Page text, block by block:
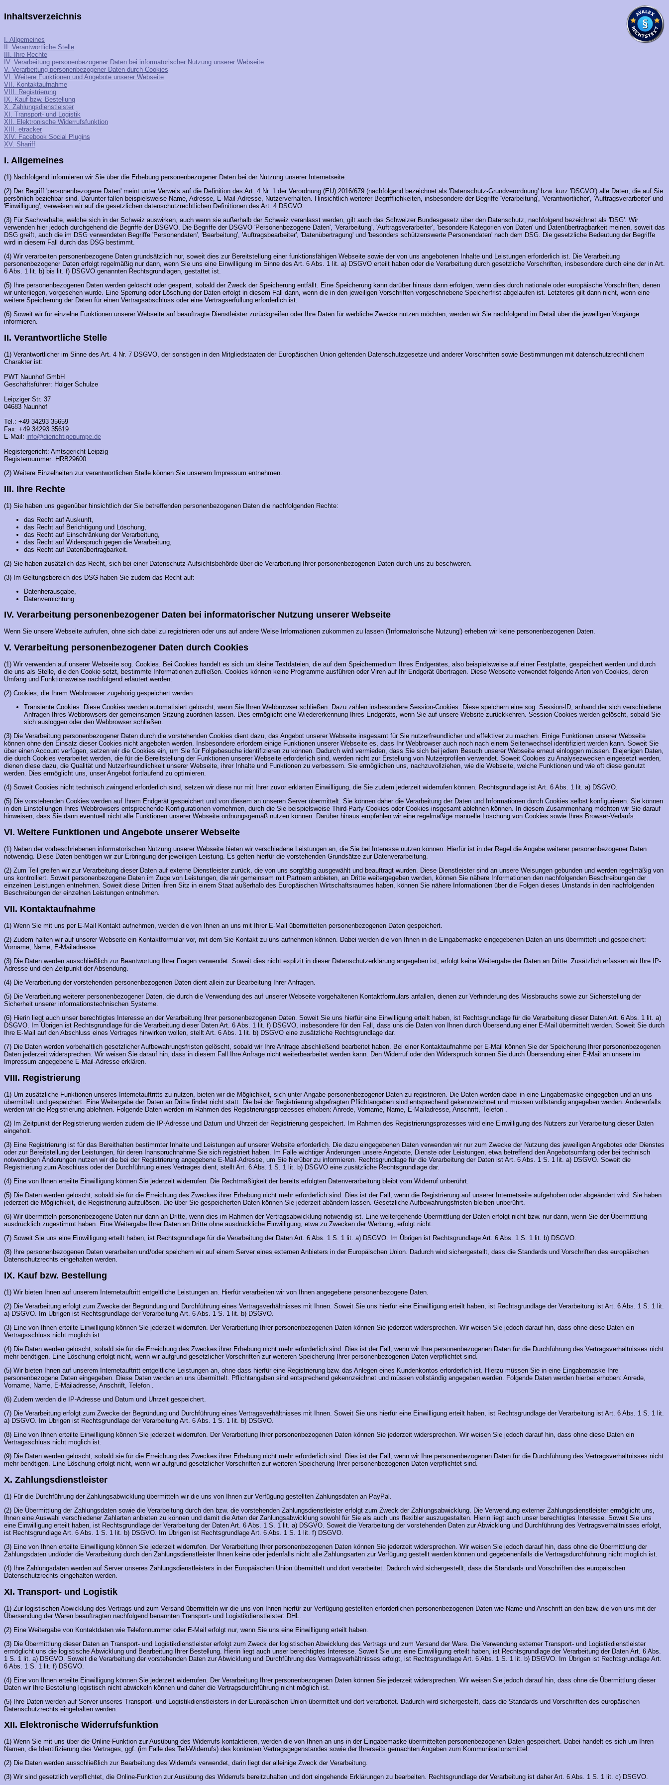
Inhaltsverzeichnis
I. Allgemeines
II. Verantwortliche Stelle
III. Ihre Rechte
IV. Verarbeitung personenbezogener Daten bei informatorischer Nutzung unserer Webseite
V. Verarbeitung personenbezogener Daten durch Cookies
VI. Weitere Funktionen und Angebote unserer Webseite
VII. Kontaktaufnahme
VIII. Registrierung
IX. Kauf bzw. Bestellung
X. Zahlungsdienstleister
XI. Transport- und Logistik
XII. Elektronische Widerrufsfunktion
XIII. etracker
XIV. Facebook Social Plugins
XV. Shariff
I. Allgemeines
(1) Nachfolgend informieren wir Sie über die Erhebung personenbezogener Daten bei der Nutzung unserer Internetseite.
(2) Der Begriff 'personenbezogene Daten' meint unter Verweis auf die Definition des Art. 4 Nr. 1 der Verordnung (EU) 2016/679 (nachfolgend bezeichnet als 'Datenschutz-Grundverordnung' bzw. kurz 'DSGVO') alle Daten, die auf Sie
persönlich beziehbar sind. Darunter fallen beispielsweise Name, Adresse, E-Mail-Adresse, Nutzerverhalten. Hinsichtlich weiterer Begrifflichkeiten, insbesondere der Begriffe 'Verarbeitung', 'Verantwortlicher', 'Auftragsverarbeiter' und
'Einwilligung', verweisen wir auf die gesetzlichen datenschutzrechtlichen Definitionen des Art. 4 DSGVO.
(3) Für Sachverhalte, welche sich in der Schweiz auswirken, auch wenn sie außerhalb der Schweiz veranlasst werden, gilt auch das Schweizer Bundesgesetz über den Datenschutz, nachfolgend bezeichnet als 'DSG'. Wir
verwenden hier jedoch durchgehend die Begriffe der DSGVO. Die Begriffe der DSGVO 'Personenbezogene Daten', 'Verarbeitung', 'Auftragsverarbeiter', 'besondere Kategorien von Daten' und Datenübertragbarkeit meinen, soweit das
DSG greift, auch die im DSG verwendeten Begriffe 'Personendaten', 'Bearbeitung', 'Auftragsbearbeiter', 'Datenübertragung' und 'besonders schützenswerte Personendaten' nach dem DSG. Die gesetzliche Bedeutung der Begriffe
wird in diesem Fall durch das DSG bestimmt.
(4) Wir verarbeiten personenbezogene Daten grundsätzlich nur, soweit dies zur Bereitstellung einer funktionsfähigen Webseite sowie der von uns angebotenen Inhalte und Leistungen erforderlich ist. Die Verarbeitung
personenbezogener Daten erfolgt regelmäßig nur dann, wenn Sie uns eine Einwilligung im Sinne des Art. 6 Abs. 1 lit. a) DSGVO erteilt haben oder die Verarbeitung durch gesetzliche Vorschriften, insbesondere durch eine der in Art.
6 Abs. 1 lit. b) bis lit. f) DSGVO genannten Rechtsgrundlagen, gestattet ist.
(5) Ihre personenbezogenen Daten werden gelöscht oder gesperrt, sobald der Zweck der Speicherung entfällt. Eine Speicherung kann darüber hinaus dann erfolgen, wenn dies durch nationale oder europäische Vorschriften, denen
wir unterliegen, vorgesehen wurde. Eine Sperrung oder Löschung der Daten erfolgt in diesem Fall dann, wenn die in den jeweiligen Vorschriften vorgeschriebene Speicherfrist abgelaufen ist. Letzteres gilt dann nicht, wenn eine
weitere Speicherung der Daten für einen Vertragsabschluss oder eine Vertragserfüllung erforderlich ist.
(6) Soweit wir für einzelne Funktionen unserer Webseite auf beauftragte Dienstleister zurückgreifen oder Ihre Daten für werbliche Zwecke nutzen möchten, werden wir Sie nachfolgend im Detail über die jeweiligen Vorgänge
informieren.
II. Verantwortliche Stelle
(1) Verantwortlicher im Sinne des Art. 4 Nr. 7 DSGVO, der sonstigen in den Mitgliedstaaten der Europäischen Union geltenden Datenschutzgesetze und anderer Vorschriften sowie Bestimmungen mit datenschutzrechtlichem
Charakter ist:
PWT Naunhof GmbH
Geschäftsführer: Holger Schulze
Leipziger Str. 37
04683 Naunhof
Tel.: +49 34293 35659
Fax: +49 34293 35619
E-Mail: info@dierichtigepumpe.de
Registergericht: Amtsgericht Leipzig
Registernummer: HRB29600
(2) Weitere Einzelheiten zur verantwortlichen Stelle können Sie unserem Impressum entnehmen.
III. Ihre Rechte
(1) Sie haben uns gegenüber hinsichtlich der Sie betreffenden personenbezogenen Daten die nachfolgenden Rechte:
das Recht auf Auskunft,
das Recht auf Berichtigung und Löschung,
das Recht auf Einschränkung der Verarbeitung,
das Recht auf Widerspruch gegen die Verarbeitung,
das Recht auf Datenübertragbarkeit.
(2) Sie haben zusätzlich das Recht, sich bei einer Datenschutz-Aufsichtsbehörde über die Verarbeitung Ihrer personenbezogenen Daten durch uns zu beschweren.
(3) Im Geltungsbereich des DSG haben Sie zudem das Recht auf:
Datenherausgabe,
Datenvernichtung
IV. Verarbeitung personenbezogener Daten bei informatorischer Nutzung unserer Webseite
Wenn Sie unsere Webseite aufrufen, ohne sich dabei zu registrieren oder uns auf andere Weise Informationen zukommen zu lassen ('Informatorische Nutzung') erheben wir keine personenbezogenen Daten.
V. Verarbeitung personenbezogener Daten durch Cookies
(1) Wir verwenden auf unserer Webseite sog. Cookies. Bei Cookies handelt es sich um kleine Textdateien, die auf dem Speichermedium Ihres Endgerätes, also beispielsweise auf einer Festplatte, gespeichert werden und durch
die uns als Stelle, die den Cookie setzt, bestimmte Informationen zufließen. Cookies können keine Programme ausführen oder Viren auf Ihr Endgerät übertragen. Diese Webseite verwendet folgende Arten von Cookies, deren
Umfang und Funktionsweise nachfolgend erläutert werden.
(2) Cookies, die Ihrem Webbrowser zugehörig gespeichert werden:
Transiente Cookies: Diese Cookies werden automatisiert gelöscht, wenn Sie Ihren Webbrowser schließen. Dazu zählen insbesondere Session-Cookies. Diese speichern eine sog. Session-ID, anhand der sich verschiedene
Anfragen Ihres Webbrowsers der gemeinsamen Sitzung zuordnen lassen. Dies ermöglicht eine Wiedererkennung Ihres Endgeräts, wenn Sie auf unsere Website zurückkehren. Session-Cookies werden gelöscht, sobald Sie
sich ausloggen oder den Webbrowser schließen.
(3) Die Verarbeitung personenbezogener Daten durch die vorstehenden Cookies dient dazu, das Angebot unserer Webseite insgesamt für Sie nutzerfreundlicher und effektiver zu machen. Einige Funktionen unserer Webseite
können ohne den Einsatz dieser Cookies nicht angeboten werden. Insbesondere erfordern einige Funktionen unserer Webseite es, dass Ihr Webbrowser auch noch nach einem Seitenwechsel identifiziert werden kann. Soweit Sie
über einen Account verfügen, setzen wir die Cookies ein, um Sie für Folgebesuche identifizieren zu können. Dadurch wird vermieden, dass Sie sich bei jedem Besuch unserer Webseite erneut einloggen müssen. Diejenigen Daten,
die durch Cookies verarbeitet werden, die für die Bereitstellung der Funktionen unserer Webseite erforderlich sind, werden nicht zur Erstellung von Nutzerprofilen verwendet. Soweit Cookies zu Analysezwecken eingesetzt werden,
dienen diese dazu, die Qualität und Nutzerfreundlichkeit unserer Webseite, ihrer Inhalte und Funktionen zu verbessern. Sie ermöglichen uns, nachzuvollziehen, wie die Webseite, welche Funktionen und wie oft diese genutzt
werden. Dies ermöglicht uns, unser Angebot fortlaufend zu optimieren.
(4) Soweit Cookies nicht technisch zwingend erforderlich sind, setzen wir diese nur mit Ihrer zuvor erklärten Einwilligung, die Sie zudem jederzeit widerrufen können. Rechtsgrundlage ist Art. 6 Abs. 1 lit. a) DSGVO.
(5) Die vorstehenden Cookies werden auf Ihrem Endgerät gespeichert und von diesem an unseren Server übermittelt. Sie können daher die Verarbeitung der Daten und Informationen durch Cookies selbst konfigurieren. Sie können
in den Einstellungen Ihres Webbrowsers entsprechende Konfigurationen vornehmen, durch die Sie beispielsweise Third-Party-Cookies oder Cookies insgesamt ablehnen können. In diesem Zusammenhang möchten wir Sie darauf
hinweisen, dass Sie dann eventuell nicht alle Funktionen unserer Webseite ordnungsgemäß nutzen können. Darüber hinaus empfehlen wir eine regelmäßige manuelle Löschung von Cookies sowie Ihres Browser-Verlaufs.
VI. Weitere Funktionen und Angebote unserer Webseite
(1) Neben der vorbeschriebenen informatorischen Nutzung unserer Webseite bieten wir verschiedene Leistungen an, die Sie bei Interesse nutzen können. Hierfür ist in der Regel die Angabe weiterer personenbezogener Daten
notwendig. Diese Daten benötigen wir zur Erbringung der jeweiligen Leistung. Es gelten hierfür die vorstehenden Grundsätze zur Datenverarbeitung.
(2) Zum Teil greifen wir zur Verarbeitung dieser Daten auf externe Dienstleister zurück, die von uns sorgfältig ausgewählt und beauftragt wurden. Diese Dienstleister sind an unsere Weisungen gebunden und werden regelmäßig von
uns kontrolliert. Soweit personenbezogene Daten im Zuge von Leistungen, die wir gemeinsam mit Partnern anbieten, an Dritte weitergegeben werden, können Sie nähere Informationen den nachfolgenden Beschreibungen der
einzelnen Leistungen entnehmen. Soweit diese Dritten ihren Sitz in einem Staat außerhalb des Europäischen Wirtschaftsraumes haben, können Sie nähere Informationen über die Folgen dieses Umstands in den nachfolgenden
Beschreibungen der einzelnen Leistungen entnehmen.
VII. Kontaktaufnahme
(1) Wenn Sie mit uns per E-Mail Kontakt aufnehmen, werden die von Ihnen an uns mit Ihrer E-Mail übermittelten personenbezogenen Daten gespeichert.
(2) Zudem halten wir auf unserer Webseite ein Kontaktformular vor, mit dem Sie Kontakt zu uns aufnehmen können. Dabei werden die von Ihnen in die Eingabemaske eingegebenen Daten an uns übermittelt und gespeichert:
Vorname, Name, E-Mailadresse .
(3) Die Daten werden ausschließlich zur Beantwortung Ihrer Fragen verwendet. Soweit dies nicht explizit in dieser Datenschutzerklärung angegeben ist, erfolgt keine Weitergabe der Daten an Dritte. Zusätzlich erfassen wir Ihre IP-
Adresse und den Zeitpunkt der Absendung.
(4) Die Verarbeitung der vorstehenden personenbezogenen Daten dient allein zur Bearbeitung Ihrer Anfragen.
(5) Die Verarbeitung weiterer personenbezogener Daten, die durch die Verwendung des auf unserer Webseite vorgehaltenen Kontaktformulars anfallen, dienen zur Verhinderung des Missbrauchs sowie zur Sicherstellung der
Sicherheit unserer informationstechnischen Systeme.
(6) Hierin liegt auch unser berechtigtes Interesse an der Verarbeitung Ihrer personenbezogenen Daten. Soweit Sie uns hierfür eine Einwilligung erteilt haben, ist Rechtsgrundlage für die Verarbeitung dieser Daten Art. 6 Abs. 1 lit. a)
DSGVO. Im Übrigen ist Rechtsgrundlage für die Verarbeitung dieser Daten Art. 6 Abs. 1 lit. f) DSGVO, insbesondere für den Fall, dass uns die Daten von Ihnen durch Übersendung einer E-Mail übermittelt werden. Soweit Sie durch
Ihre E-Mail auf den Abschluss eines Vertrages hinwirken wollen, stellt Art. 6 Abs. 1 lit. b) DSGVO eine zusätzliche Rechtsgrundlage dar.
(7) Die Daten werden vorbehaltlich gesetzlicher Aufbewahrungsfristen gelöscht, sobald wir Ihre Anfrage abschließend bearbeitet haben. Bei einer Kontaktaufnahme per E-Mail können Sie der Speicherung Ihrer personenbezogenen
Daten jederzeit widersprechen. Wir weisen Sie darauf hin, dass in diesem Fall Ihre Anfrage nicht weiterbearbeitet werden kann. Den Widerruf oder den Widerspruch können Sie durch Übersendung einer E-Mail an unsere im
Impressum angegebene E-Mail-Adresse erklären.
VIII. Registrierung
(1) Um zusätzliche Funktionen unseres Internetauftritts zu nutzen, bieten wir die Möglichkeit, sich unter Angabe personenbezogener Daten zu registrieren. Die Daten werden dabei in eine Eingabemaske eingegeben und an uns
übermittelt und gespeichert. Eine Weitergabe der Daten an Dritte findet nicht statt. Die bei der Registrierung abgefragten Pflichtangaben sind entsprechend gekennzeichnet und müssen vollständig angegeben werden. Anderenfalls
werden wir die Registrierung ablehnen. Folgende Daten werden im Rahmen des Registrierungsprozesses erhoben: Anrede, Vorname, Name, E-Mailadresse, Anschrift, Telefon .
(2) Im Zeitpunkt der Registrierung werden zudem die IP-Adresse und Datum und Uhrzeit der Registrierung gespeichert. Im Rahmen des Registrierungsprozesses wird eine Einwilligung des Nutzers zur Verarbeitung dieser Daten
eingeholt.
(3) Eine Registrierung ist für das Bereithalten bestimmter Inhalte und Leistungen auf unserer Website erforderlich. Die dazu eingegebenen Daten verwenden wir nur zum Zwecke der Nutzung des jeweiligen Angebotes oder Dienstes
oder zur Bereitstellung der Leistungen, für deren Inanspruchnahme Sie sich registriert haben. Im Falle wichtiger Änderungen unsere Angebote, Dienste oder Leistungen, etwa betreffend den Angebotsumfang oder bei technisch
notwendigen Änderungen nutzen wir die bei der Registrierung angegebene E-Mail-Adresse, um Sie hierüber zu informieren. Rechtsgrundlage für die Verarbeitung der Daten ist Art. 6 Abs. 1 S. 1 lit. a) DSGVO. Soweit die
Registrierung zum Abschluss oder der Durchführung eines Vertrages dient, stellt Art. 6 Abs. 1 S. 1 lit. b) DSGVO eine zusätzliche Rechtsgrundlage dar.
(4) Eine von Ihnen erteilte Einwilligung können Sie jederzeit widerrufen. Die Rechtmäßigkeit der bereits erfolgten Datenverarbeitung bleibt vom Widerruf unberührt.
(5) Die Daten werden gelöscht, sobald sie für die Erreichung des Zweckes ihrer Erhebung nicht mehr erforderlich sind. Dies ist der Fall, wenn die Registrierung auf unserer Internetseite aufgehoben oder abgeändert wird. Sie haben
jederzeit die Möglichkeit, die Registrierung aufzulösen. Die über Sie gespeicherten Daten können Sie jederzeit abändern lassen. Gesetzliche Aufbewahrungsfristen bleiben unberührt.
(6) Wir übermitteln personenbezogene Daten nur dann an Dritte, wenn dies im Rahmen der Vertragsabwicklung notwendig ist. Eine weitergehende Übermittlung der Daten erfolgt nicht bzw. nur dann, wenn Sie der Übermittlung
ausdrücklich zugestimmt haben. Eine Weitergabe Ihrer Daten an Dritte ohne ausdrückliche Einwilligung, etwa zu Zwecken der Werbung, erfolgt nicht.
(7) Soweit Sie uns eine Einwilligung erteilt haben, ist Rechtsgrundlage für die Verarbeitung der Daten Art. 6 Abs. 1 S. 1 lit. a) DSGVO. Im Übrigen ist Rechtsgrundlage Art. 6 Abs. 1 S. 1 lit. b) DSGVO.
(8) Ihre personenbezogenen Daten verarbeiten und/oder speichern wir auf einem Server eines externen Anbieters in der Europäischen Union. Dadurch wird sichergestellt, dass die Standards und Vorschriften des europäischen
Datenschutzrechts eingehalten werden.
IX. Kauf bzw. Bestellung
(1) Wir bieten Ihnen auf unserem Internetauftritt entgeltliche Leistungen an. Hierfür verarbeiten wir von Ihnen angegebene personenbezogene Daten.
(2) Die Verarbeitung erfolgt zum Zwecke der Begründung und Durchführung eines Vertragsverhältnisses mit Ihnen. Soweit Sie uns hierfür eine Einwilligung erteilt haben, ist Rechtsgrundlage der Verarbeitung ist Art. 6 Abs. 1 S. 1 lit.
a) DSGVO. Im Übrigen ist Rechtsgrundlage der Verarbeitung Art. 6 Abs. 1 S. 1 lit. b) DSGVO.
(3) Eine von Ihnen erteilte Einwilligung können Sie jederzeit widerrufen. Der Verarbeitung Ihrer personenbezogenen Daten können Sie jederzeit widersprechen. Wir weisen Sie jedoch darauf hin, dass ohne diese Daten ein
Vertragsschluss nicht möglich ist.
(4) Die Daten werden gelöscht, sobald sie für die Erreichung des Zweckes ihrer Erhebung nicht mehr erforderlich sind. Dies ist der Fall, wenn wir Ihre personenbezogenen Daten für die Durchführung des Vertragsverhältnisses nicht
mehr benötigen. Eine Löschung erfolgt nicht, wenn wir aufgrund gesetzlicher Vorschriften zur weiteren Speicherung Ihrer personenbezogenen Daten verpflichtet sind.
(5) Wir bieten Ihnen auf unserem Internetauftritt entgeltliche Leistungen an, ohne dass hierfür eine Registrierung bzw. das Anlegen eines Kundenkontos erforderlich ist. Hierzu müssen Sie in eine Eingabemaske Ihre
personenbezogene Daten eingegeben. Diese Daten werden an uns übermittelt. Pflichtangaben sind entsprechend gekennzeichnet und müssen vollständig angegeben werden. Folgende Daten werden hierbei erhoben: Anrede,
Vorname, Name, E-Mailadresse, Anschrift, Telefon .
(6) Zudem werden die IP-Adresse und Datum und Uhrzeit gespeichert.
(7) Die Verarbeitung erfolgt zum Zwecke der Begründung und Durchführung eines Vertragsverhältnisses mit Ihnen. Soweit Sie uns hierfür eine Einwilligung erteilt haben, ist Rechtsgrundlage der Verarbeitung ist Art. 6 Abs. 1 S. 1 lit.
a) DSGVO. Im Übrigen ist Rechtsgrundlage der Verarbeitung Art. 6 Abs. 1 S. 1 lit. b) DSGVO.
(8) Eine von Ihnen erteilte Einwilligung können Sie jederzeit widerrufen. Der Verarbeitung Ihrer personenbezogenen Daten können Sie jederzeit widersprechen. Wir weisen Sie jedoch darauf hin, dass ohne diese Daten ein
Vertragsschluss nicht möglich ist.
(9) Die Daten werden gelöscht, sobald sie für die Erreichung des Zweckes ihrer Erhebung nicht mehr erforderlich sind. Dies ist der Fall, wenn wir Ihre personenbezogenen Daten für die Durchführung des Vertragsverhältnisses nicht
mehr benötigen. Eine Löschung erfolgt nicht, wenn wir aufgrund gesetzlicher Vorschriften zur weiteren Speicherung Ihrer personenbezogenen Daten verpflichtet sind.
X. Zahlungsdienstleister
(1) Für die Durchführung der Zahlungsabwicklung übermitteln wir die uns von Ihnen zur Verfügung gestellten Zahlungsdaten an PayPal.
(2) Die Übermittlung der Zahlungsdaten sowie die Verarbeitung durch den bzw. die vorstehenden Zahlungsdienstleister erfolgt zum Zweck der Zahlungsabwicklung. Die Verwendung externer Zahlungsdienstleister ermöglicht uns,
Ihnen eine Auswahl verschiedener Zahlarten anbieten zu können und damit die Arten der Zahlungsabwicklung sowohl für Sie als auch uns flexibler auszugestalten. Hierin liegt auch unser berechtigtes Interesse. Soweit Sie uns
eine Einwilligung erteilt haben, ist Rechtsgrundlage der Verarbeitung der Daten Art. 6 Abs. 1 S. 1 lit. a) DSGVO. Soweit die Verarbeitung der vorstehenden Daten zur Abwicklung und Durchführung des Vertragsverhältnisses erfolgt,
ist Rechtsgrundlage Art. 6 Abs. 1 S. 1 lit. b) DSGVO. Im Übrigen ist Rechtsgrundlage Art. 6 Abs. 1 S. 1 lit. f) DSGVO.
(3) Eine von Ihnen erteilte Einwilligung können Sie jederzeit widerrufen. Der Verarbeitung Ihrer personenbezogenen Daten können Sie jederzeit widersprechen. Wir weisen Sie jedoch darauf hin, dass ohne die Übermittlung der
Zahlungsdaten und/oder die Verarbeitung durch den Zahlungsdienstleister Ihnen keine oder jedenfalls nicht alle Zahlungsarten zur Verfügung gestellt werden können und gegebenenfalls die Vertragsdurchführung nicht möglich ist.
(4) Ihre Zahlungsdaten werden auf Server unseres Zahlungsdienstleisters in der Europäischen Union übermittelt und dort verarbeitet. Dadurch wird sichergestellt, dass die Standards und Vorschriften des europäischen
Datenschutzrechts eingehalten werden.
XI. Transport- und Logistik
(1) Zur logistischen Abwicklung des Vertrags und zum Versand übermitteln wir die uns von Ihnen hierfür zur Verfügung gestellten erforderlichen personenbezogenen Daten wie Name und Anschrift an den bzw. die von uns mit der
Übersendung der Waren beauftragten nachfolgend benannten Transport- und Logistikdienstleister: DHL.
(2) Eine Weitergabe von Kontaktdaten wie Telefonnummer oder E-Mail erfolgt nur, wenn Sie uns eine Einwilligung erteilt haben.
(3) Die Übermittlung dieser Daten an Transport- und Logistikdienstleister erfolgt zum Zweck der logistischen Abwicklung des Vertrags und zum Versand der Ware. Die Verwendung externer Transport- und Logistikdienstleister
ermöglicht uns die logistische Abwicklung und Bearbeitung Ihrer Bestellung. Hierin liegt auch unser berechtigtes Interesse. Soweit Sie uns eine Einwilligung erteilt haben, ist Rechtsgrundlage der Verarbeitung der Daten Art. 6 Abs.
1 S. 1 lit. a) DSGVO. Soweit die Verarbeitung der vorstehenden Daten zur Abwicklung und Durchführung des Vertragsverhältnisses erfolgt, ist Rechtsgrundlage Art. 6 Abs. 1 S. 1 lit. b) DSGVO. Im Übrigen ist Rechtsgrundlage Art.
6 Abs. 1 S. 1 lit. f) DSGVO.
(4) Eine von Ihnen erteilte Einwilligung können Sie jederzeit widerrufen. Der Verarbeitung Ihrer personenbezogenen Daten können Sie jederzeit widersprechen. Wir weisen Sie jedoch darauf hin, dass ohne die Übermittlung dieser
Daten wir Ihre Bestellung logistisch nicht abwickeln können und daher die Vertragsdurchführung nicht möglich ist.
(5) Ihre Daten werden auf Server unseres Transport- und Logistikdienstleisters in der Europäischen Union übermittelt und dort verarbeitet. Dadurch wird sichergestellt, dass die Standards und Vorschriften des europäischen
Datenschutzrechts eingehalten werden.
XII. Elektronische Widerrufsfunktion
(1) Wenn Sie mit uns über die Online-Funktion zur Ausübung des Widerrufs kontaktieren, werden die von Ihnen an uns in der Eingabemaske übermittelten personenbezogenen Daten gespeichert. Dabei handelt es sich um Ihren
Namen, die Identifizierung des Vertrages, ggf. (im Falle des Teil-Widerrufs) des konkreten Vertragsgegenstandes sowie der Ihrerseits gemachten Angaben zum Kommunikationsmittel.
(2) Die Daten werden ausschließlich zur Bearbeitung des Widerrufs verwendet, darin liegt der alleinige Zweck der Verarbeitung.
(3) Wir sind gesetzlich verpflichtet, die Online-Funktion zur Ausübung des Widerrufs bereitzuhalten und dort eingehende Erklärungen zu bearbeiten. Rechtsgrundlage der Verarbeitung ist daher Art. 6 Abs. 1 S. 1 lit. c) DSGVO.